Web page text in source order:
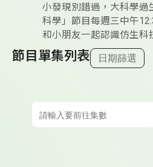
小發現別錯過，大科學過
科學」節目每週三中午
和小朋友一起認識仿生科
節目單集列表 日期篩選